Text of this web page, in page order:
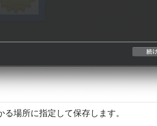
場所に指定して保存します。